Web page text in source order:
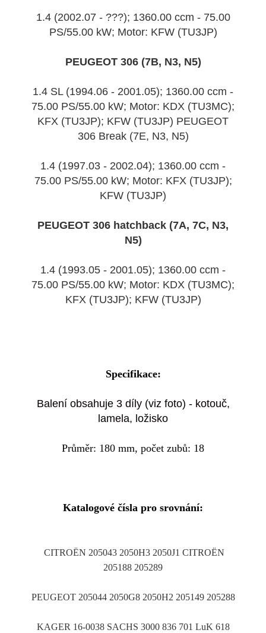
1.4 (2002.07 - ???); 1360.00 ccm - 75.00
PS/55.00 kW; Motor: KFW (TU3JP)
PEUGEOT 306 (7B, N3, N5)
1.4 SL (1994.06 - 2001.05); 1360.00 ccm -
75.00 PS/55.00 kW; Motor: KDX (TU3MC);
KFX (TU3JP); KFW (TU3JP) PEUGEOT
306 Break (7E, N3, N5)
1.4 (1997.03 - 2002.04); 1360.00 ccm -
75.00 PS/55.00 kW; Motor: KFX (TU3JP);
KFW (TU3JP)
PEUGEOT 306 hatchback (7A, 7C, N3,
N5)
1.4 (1993.05 - 2001.05); 1360.00 ccm -
75.00 PS/55.00 kW; Motor: KDX (TU3MC);
KFX (TU3JP); KFW (TU3JP)
Specifikace:
Balení obsahuje 3 díly (viz foto) - kotouč,
lamela, ložisko
Průměr: 180 mm, počet zubů: 18
Katalogové čísla pro srovnání:
CITROËN 205043 2050H3 2050J1 CITROËN
205188 205289
PEUGEOT 205044 2050G8 2050H2 205149 205288
KAGER 16-0038 SACHS 3000 836 701 LuK 618